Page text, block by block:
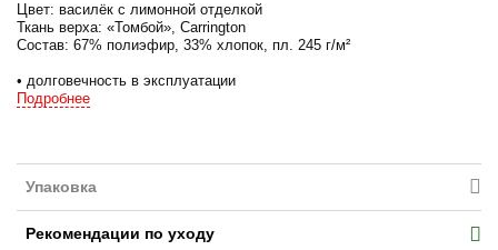
Цвет: василёк с лимонной отделкой
Ткань верха: «Томбой», Carrington
Состав: 67% полиэфир, 33% хлопок, пл. 245 г/м²
• долговечность в эксплуатации
• высокая износостойкость и прочность
Куртка:
• центральная застёжка на «молнию»
• ширина по линии талии регулируется с помощью пат
Подробнее
Упаковка
Рекомендации по уходу